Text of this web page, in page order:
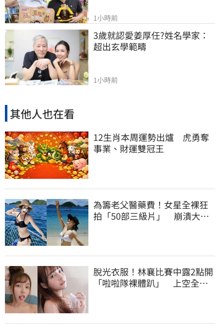
1小時前
3歲就認愛姜厚任?姓名學家：
超出玄學範疇
1小時前
其他人也在看
12生肖本周運勢出爐 虎勇奪
事業、財運雙冠王
為籌老父醫藥費！女星全裸狂
拍「50部三級片」 崩潰大
脫光衣服！林襄比賽中露2點開
「啦啦隊裸體趴」 上空全裸